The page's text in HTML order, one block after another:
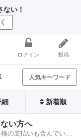
い！
ログイン 投稿
人気キーワード
細 新着順
い方へ
の支払いも含んでいる